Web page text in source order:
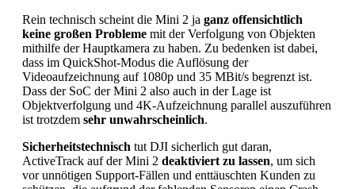
Rein technisch scheint die Mini 2 ja ganz offensichtlich
keine großen Probleme mit der Verfolgung von Objekten
mithilfe der Hauptkamera zu haben. Zu bedenken ist dabei,
dass im QuickShot-Modus die Auflösung der
Videoaufzeichnung auf 1080p und 35 MBit/s begrenzt ist.
Dass der SoC der Mini 2 also auch in der Lage ist
Objektverfolgung und 4K-Aufzeichnung parallel auszuführen
ist trotzdem sehr unwahrscheinlich.
Sicherheitstechnisch tut DJI sicherlich gut daran,
ActiveTrack auf der Mini 2 deaktiviert zu lassen, um sich
vor unnötigen Support-Fällen und enttäuschten Kunden zu